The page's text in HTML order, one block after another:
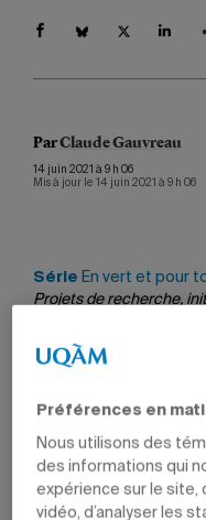
ParClaude Gauvreau
14 juin 2021 à 9 h 06
Mis à jour le 14 juin 2021 à 9 h 06
Série En vert et pour
Projets de recherche,
Romaine, un
cours d’eau et
Photo: J-M Blondin-
Un contrat de
Préférences en
Nous utilisons des
des informations qui
expérience sur le site,
vidéo, d’analyser les